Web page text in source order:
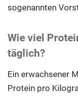
sogenannten
Wie viel
täglich?
Ein erwachsener
Protein pro